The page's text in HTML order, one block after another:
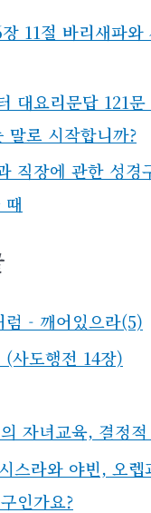
11절 바리새파
대요리문답 121
말로 시작합니까?
직장에 관한 성경
때
럼 - 깨어있으라(5)
사도행전 14장)
자녀교육, 결정적
스라와 야빈, 오
인가요?